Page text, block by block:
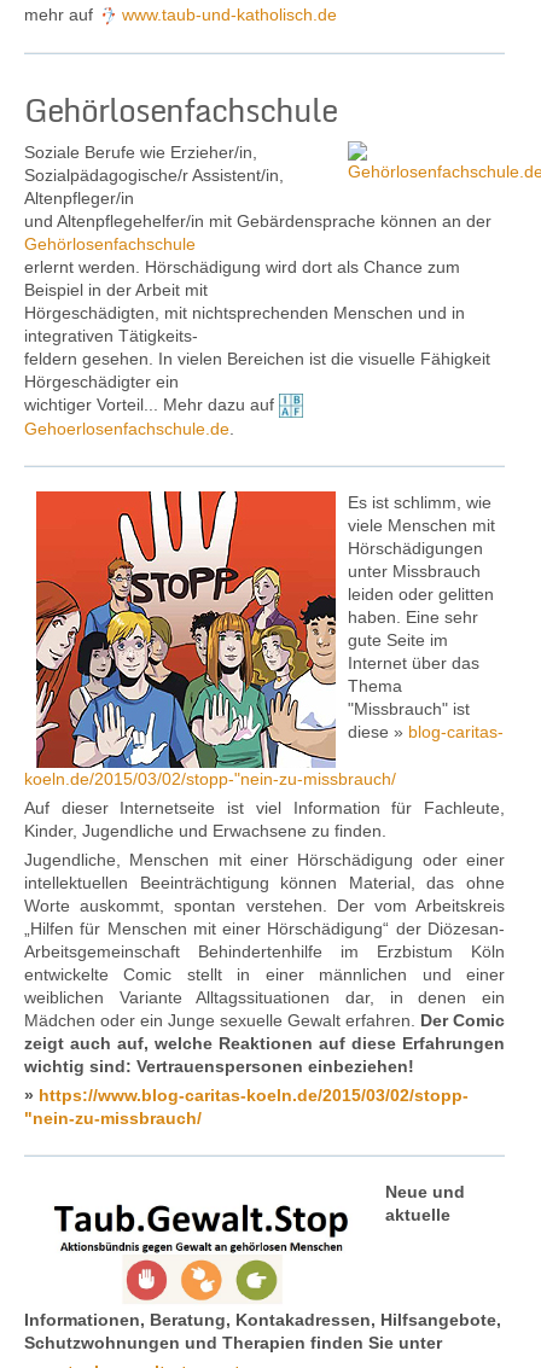
mehr auf
www.taub-und-katholisch.de
Gehörlosenfachschule
Soziale Berufe wie Erzieher/in,
Sozialpädagogische/r Assistent/in,
Altenpfleger/in
und Altenpflegehelfer/in mit Gebärdensprache können an der
Gehörlosenfachschule
erlernt werden. Hörschädigung wird dort als Chance zum
Beispiel in der Arbeit mit
Hörgeschädigten, mit nichtsprechenden Menschen und in
integrativen Tätigkeits-
feldern gesehen. In vielen Bereichen ist die visuelle Fähigkeit
Hörgeschädigter ein
wichtiger Vorteil... Mehr dazu auf
Gehoerlosenfachschule.de
Es ist schlimm, wie
viele Menschen mit
Hörschädigungen
unter Missbrauch
leiden oder gelitten
haben. Eine sehr
gute Seite im
Internet über das
Thema
"Missbrauch" ist
diese » blog-caritas-
koeln.de/2015/03/02/stopp-"nein-zu-missbrauch/
Auf dieser Internetseite ist viel Information für Fachleute,
Kinder, Jugendliche und Erwachsene zu finden.
Jugendliche, Menschen mit einer Hörschädigung oder einer
intellektuellen Beeinträchtigung können Material, das ohne
Worte auskommt, spontan verstehen. Der vom Arbeitskreis
„Hilfen für Menschen mit einer Hörschädigung“ der Diözesan-
Arbeitsgemeinschaft Behindertenhilfe im Erzbistum Köln
entwickelte Comic stellt in einer männlichen und einer
weiblichen Variante Alltagssituationen dar, in denen ein
Mädchen oder ein Junge sexuelle Gewalt erfahren.
Der Comic
zeigt auch auf, welche Reaktionen auf diese Erfahrungen
wichtig sind: Vertrauenspersonen einbeziehen!
» https://www.blog-caritas-koeln.de/2015/03/02/stopp-
"nein-zu-missbrauch/
Neue und
aktuelle
Informationen, Beratung, Kontakadressen, Hilfsangebote,
Schutzwohnungen und Therapien finden Sie unter